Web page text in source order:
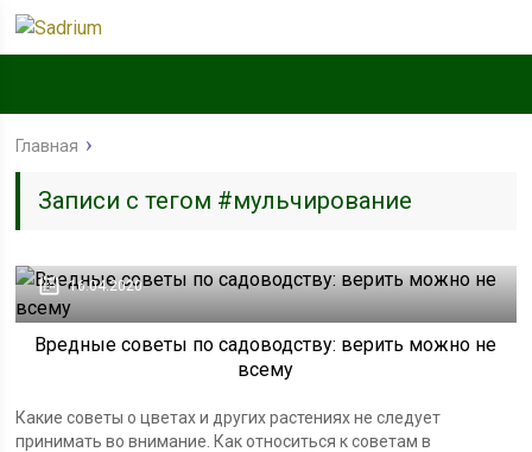
Главная
Записи с тегом #мульчирование
16.04.2020
Вредные советы по садоводству: верить можно не
всему
Какие советы о цветах и других растениях не следует
принимать во внимание. Как относиться к советам в